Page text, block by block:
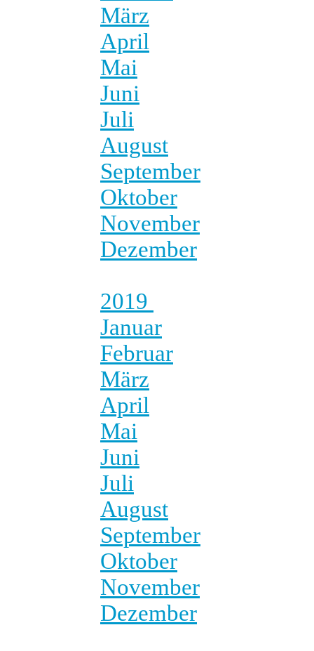
März
April
Mai
Juni
Juli
August
September
Oktober
November
Dezember
2019
Januar
Februar
März
April
Mai
Juni
Juli
August
September
Oktober
November
Dezember